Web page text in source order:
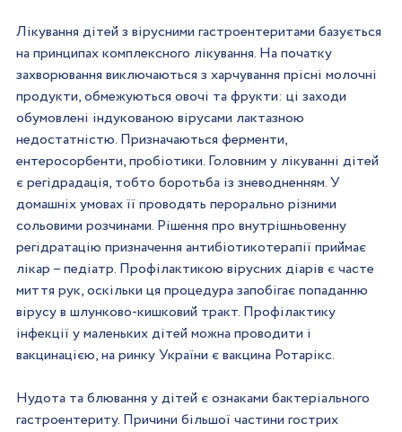
Лікування дітей з вірусними гастроентеритами базується
на принципах комплексного лікування. На початку
захворювання виключаються з харчування прісні молочні
продукти, обмежуються овочі та фрукти: ці заходи
обумовлені індукованою вірусами лактазною
недостатністю. Призначаються ферменти,
ентеросорбенти, пробіотики. Головним у лікуванні дітей
є регідрадація, тобто боротьба із зневодненням. У
домашніх умовах її проводять перорально різними
сольовими розчинами. Рішення про внутрішньовенну
регідратацію призначення антибіотикотерапії приймає
лікар – педіатр. Профілактикою вірусних діарів є часте
миття рук, оскільки ця процедура запобігає попаданню
вірусу в шлунково-кишковий тракт. Профілактику
інфекції у маленьких дітей можна проводити і
вакцинацією, на ринку України є вакцина Ротарікс.
Нудота та блювання у дітей є ознаками бактеріального
гастроентериту. Причини більшої частини гострих